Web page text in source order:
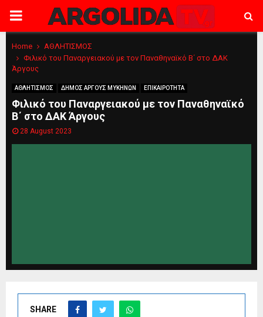
PRIMARY
MENU
Home
ΑΘΛΗΤΙΣΜΟΣ
Φιλικό του Παναργειακού με τον Παναθηναϊκό Β΄ στο ΔΑΚ
Άργους
ΑΘΛΗΤΙΣΜΟΣ ΔΗΜΟΣ ΑΡΓΟΥΣ ΜΥΚΗΝΩΝ ΕΠΙΚΑΙΡΟΤΗΤΑ
Φιλικό του Παναργειακού με τον Παναθηναϊκό
Β΄ στο ΔΑΚ Άργους
28 August 2023
SHARE